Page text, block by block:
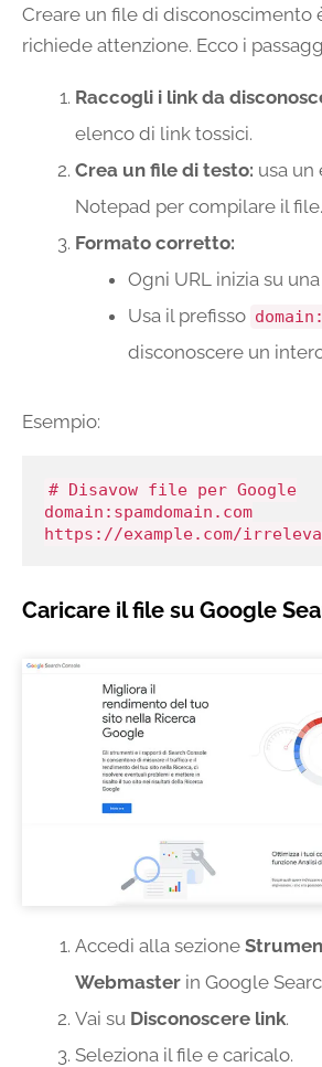
Creare un file di disconoscimento
richiede attenzione. Ecco i
Raccogli i link da
elenco di link tossici.
Crea un file di testo: usa
Notepad per compilare il file.
Formato corretto:
Ogni URL inizia su
Usa il prefisso domain:
disconoscere un
Esempio:
# Disavow file per Google
domain:spamdomain.com
https://example.com/
Caricare il file su Google
Accedi alla sezione
Webmaster in Google
Vai su Disconoscere link.
Seleziona il file e caricalo.